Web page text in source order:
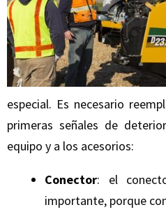
especial. Es necesario
primeras señales de
equipo y a los acesorios:
Conector: el
importante, porque